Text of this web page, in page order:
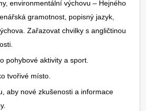
environmentální výchovu – Hejného
gramotnost, popisný jazyk,
Zařazovat chvilky s angličtinou
pohybové aktivity a sport.
tvořivé místo.
aby nové zkušenosti a informace